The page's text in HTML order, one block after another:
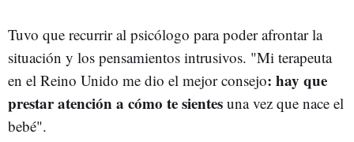
Tuvo que recurrir al psicólogo para poder afrontar la
situación y los pensamientos intrusivos. "Mi terapeuta
en el Reino Unido me dio el mejor consejo: hay que
prestar atención a cómo te sientes una vez que nace el
bebé".